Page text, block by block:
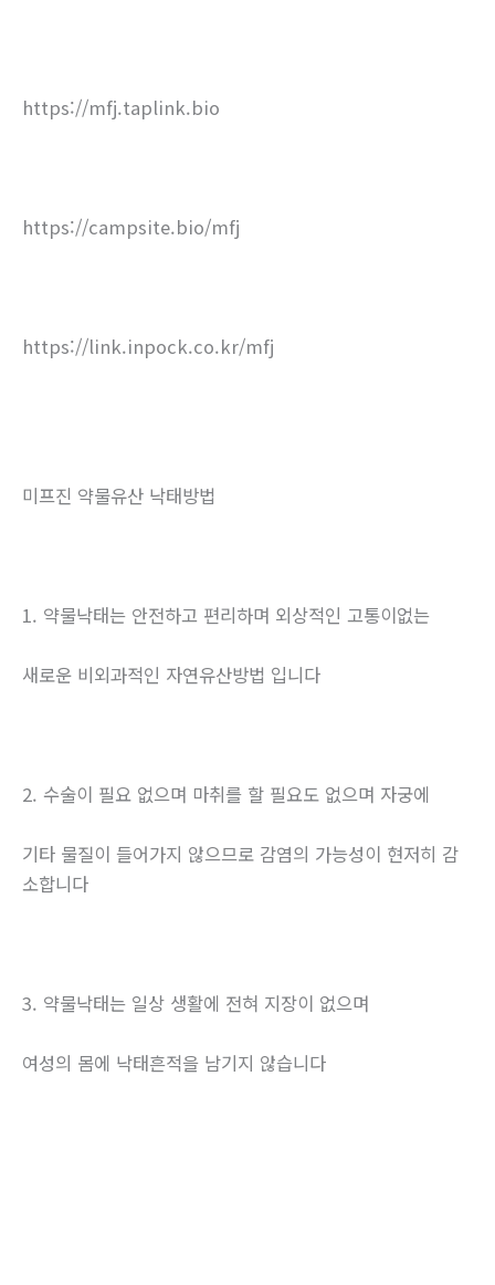
https://mfj.taplink.bio
https://campsite.bio/mfj
https://link.inpock.co.kr/mfj
미프진 약물유산 낙태방법
1. 약물낙태는 안전하고 편리하며 외상적인 고통이없는
새로운 비외과적인 자연유산방법 입니다
2. 수술이 필요 없으며 마취를 할 필요도 없으며 자궁에
기타 물질이 들어가지 않으므로 감염의 가능성이 현저히 감
소합니다
3. 약물낙태는 일상 생활에 전혀 지장이 없으며
여성의 몸에 낙태흔적을 남기지 않습니다